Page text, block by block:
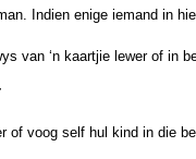
Indien enige iemand in
van ‘n kaartjie lewer of in
of voog self hul kind in die